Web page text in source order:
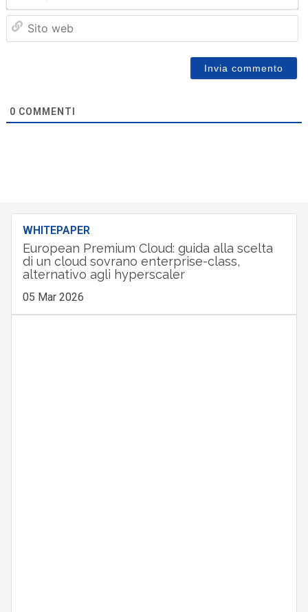
0 COMMENTI
WHITEPAPER
European Premium Cloud: guida alla scelta
di un cloud sovrano enterprise-class,
alternativo agli hyperscaler
05 Mar 2026